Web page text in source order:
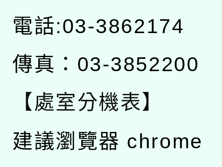
電話:03-3862174
傳真：03-3852200
【處室分機表】
建議瀏覽器 chrome